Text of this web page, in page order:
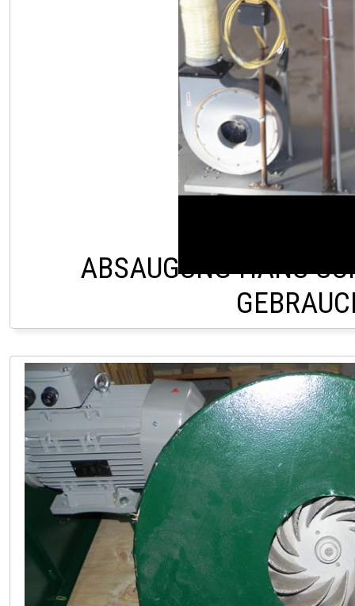
ABSAUGUNG HANS